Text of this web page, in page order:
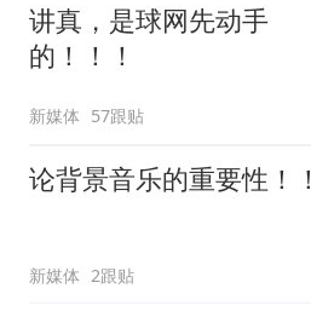
讲真，是球网先动手
的！！！
新媒体 57跟贴
论背景音乐的重要性！！
新媒体 2跟贴